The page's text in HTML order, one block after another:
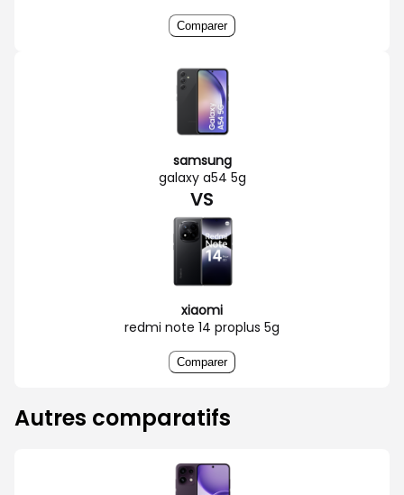
Comparer
samsung
galaxy a54 5g
VS
xiaomi
redmi note 14 proplus 5g
Comparer
Autres comparatifs